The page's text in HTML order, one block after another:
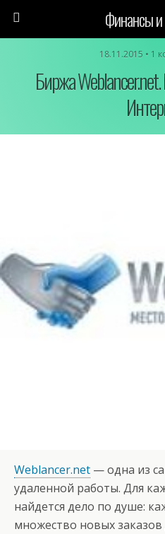
Финансы
18.11.2015 • 1
Биржа
Weblancer.net — одна из
удаленной работы. Для
найдется дело по душе:
множество новых